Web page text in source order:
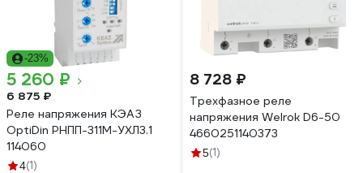
-23%
5 260 ₽
6 875 ₽
Реле напряжения КЭАЗ
OptiDin РНПП-311М-УХЛ3.1
114060
4(1)
8 728 ₽
Трехфазное реле
напряжения Welrok D6-50
4660251140373
5(1)